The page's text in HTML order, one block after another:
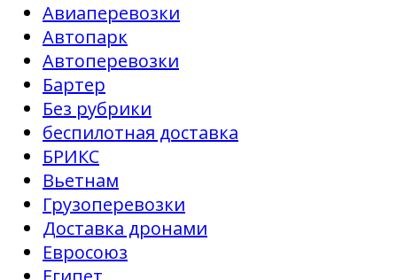
Авиаперевозки
Автопарк
Автоперевозки
Бартер
Без рубрики
беспилотная доставка
БРИКС
Вьетнам
Грузоперевозки
Доставка дронами
Евросоюз